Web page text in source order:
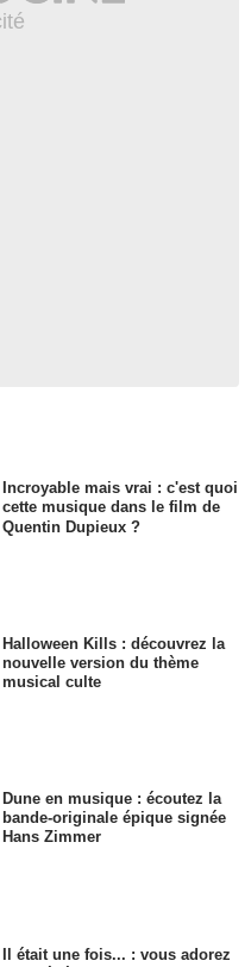
Incroyable mais vrai : c'est quoi
cette musique dans le film de
Quentin Dupieux ?
Halloween Kills : découvrez la
nouvelle version du thème
musical culte
Dune en musique : écoutez la
bande-originale épique signée
Hans Zimmer
Il était une fois... : vous adorez